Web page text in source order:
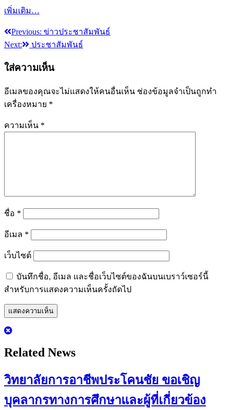
เพิ่มเติม…
แนะแนว
Previous: ข่าวประชาสัมพันธ์
Next:
ประชาสัมพันธ์
ใส่ความเห็น
อีเมลของคุณจะไม่แสดงให้คนอื่นเห็น ช่องข้อมูลจำเป็นถูกทำ
เครื่องหมาย *
ความเห็น *
ชื่อ *
อีเมล *
เว็บไซต์
บันทึกชื่อ, อีเมล และชื่อเว็บไซต์ของฉันบนเบราว์เซอร์นี้
สำหรับการแสดงความเห็นครั้งถัดไป
Related News
วิทยาลัยการอาชีพประโคนชัย ขอเชิญ
บุคลากรทางการศึกษาและผู้ที่เกี่ยวข้อง